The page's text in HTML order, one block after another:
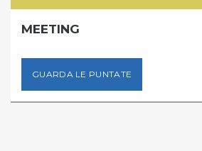
MEETING
GUARDA LE PUNTATE